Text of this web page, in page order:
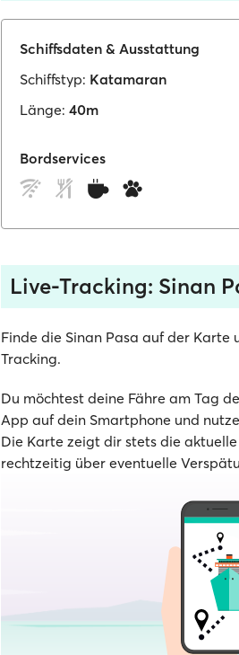
Schiffsdaten & Ausstattung
Schiffstyp: Katamaran
Länge: 40m
Bordservices
Live-Tracking: Sinan
Finde die Sinan Pasa auf der
Tracking.
Du möchtest deine Fähre am Tag
App auf dein Smartphone und
Die Karte zeigt dir stets die
rechtzeitig über eventuelle